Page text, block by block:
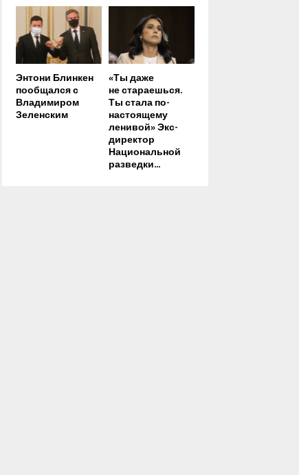
Энтони Блинкен
пообщался с
Владимиром
Зеленским
«Ты даже
не стараешься.
Ты стала по-
настоящему
ленивой» Экс-
директор
Национальной
разведки...